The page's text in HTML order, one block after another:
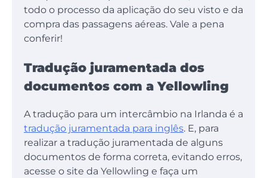
todo o processo da aplicação do seu visto e da
compra das passagens aéreas. Vale a pena
conferir!
Tradução juramentada dos
documentos com a Yellowling
A tradução para um intercâmbio na Irlanda é a
tradução juramentada para inglês. E, para
realizar a tradução juramentada de alguns
documentos de forma correta, evitando erros,
acesse o site da Yellowling e faça um